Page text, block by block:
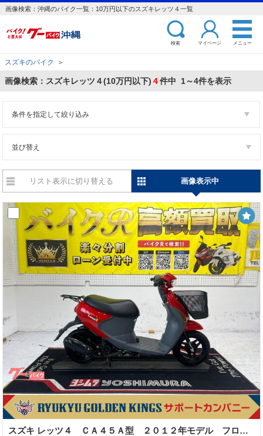
画像検索：沖縄のバイク一覧：10万円以下のスズキレッツ４一覧
検索 マイページ メニュー
スズキのバイク ＞
画像検索：スズキレッツ４(10万円以下) 4件中 1～4件を表示
条件を指定して絞り込み
並び替え
リスト表示に切り替える 画像表示中
スズキ レッツ４ ＣＡ４５Ａ型 ２０１２年モデル フロントカゴ リアキャリア スペアキー センタースタンド